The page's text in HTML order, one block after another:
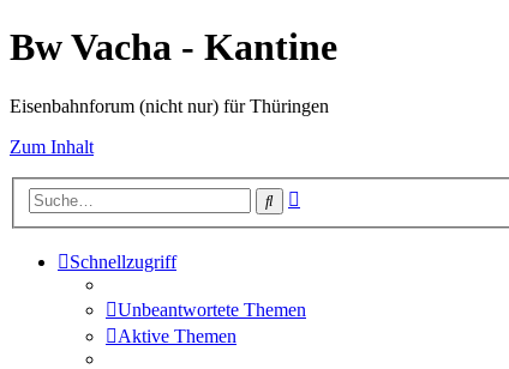
Bw Vacha - Kantine
Eisenbahnforum (nicht nur) für Thüringen
Zum Inhalt
Suche
Schnellzugriff
Unbeantwortete Themen
Aktive Themen